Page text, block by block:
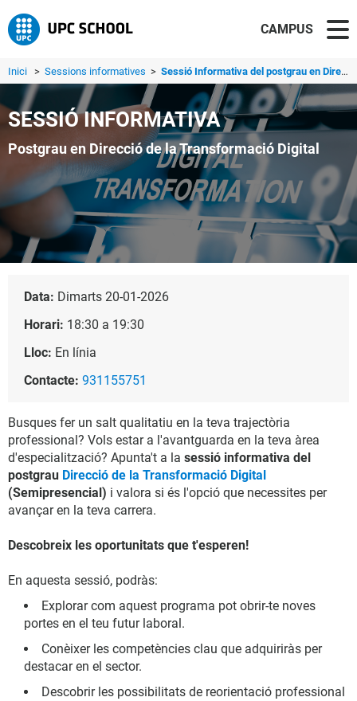
CAMPUS
Inici > Sessions informatives > Sessió Informativa del postgrau en Direcció de la Transfo...
SESSIÓ INFORMATIVA
Postgrau en Direcció de la Transformació Digital
Data: Dimarts 20-01-2026
Horari: 18:30 a 19:30
Lloc: En línia
Contacte: 931155751
Busques fer un salt qualitatiu en la teva trajectòria
professional? Vols estar a l'avantguarda en la teva àrea
d'especialització? Apunta't a la sessió informativa del
postgrau Direcció de la Transformació Digital
(Semipresencial) i valora si és l'opció que necessites per
avançar en la teva carrera.
Descobreix les oportunitats que t'esperen!
En aquesta sessió, podràs:
Explorar com aquest programa pot obrir-te noves
portes en el teu futur laboral.
Conèixer les competències clau que adquiriràs per
destacar en el sector.
Descobrir les possibilitats de reorientació professional